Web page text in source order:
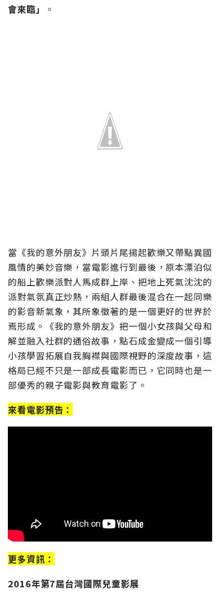
會來臨」
。
當《我的意外朋友》片頭片尾揚起歡樂又帶點異國
風情的美妙音樂，當電影進行到最後，原本漂泊似
的船上歡樂派對人馬成群上岸、把地上死氣沈沈的
派對氣氛真正炒熱，兩組人群最後混合在一起同樂
的影音新氣象，其所象徵著的是一個更好的世界於
焉形成。《我的意外朋友》把一個小女孩與父母和
解並融入社群的通俗故事，點石成金變成一個引導
小孩學習拓展自我胸襟與國際視野的深度故事，這
格局已經不只是一部成長電影而已，它同時也是一
部優秀的親子電影與教育電影了。
來看電影預告：
更多資訊：
2016年第7屆台灣國際兒童影展